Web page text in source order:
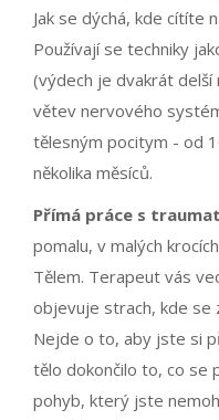
Jak se dýchá, kde cítíte
Používají se techniky
(výdech je dvakrát delší
větev nervového
tělesným pocitym - od
několika měsíců.
Přímá práce s
pomalu, v malých
Tělem. Terapeut vás
objevuje strach, kde se
Nejde o to, aby jste si
tělo dokončilo to, co se
pohyb, který jste